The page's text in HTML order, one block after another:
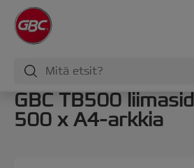
GBC TB500
500 x A4-arkkia